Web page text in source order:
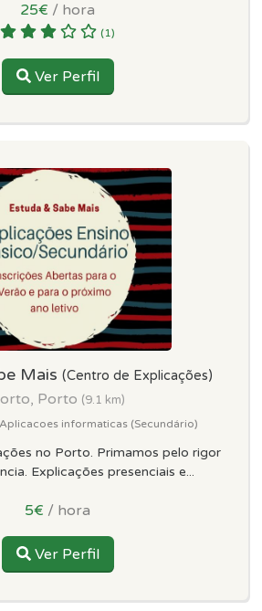
25€ / hora
(1)
Ver Perfil
Mais (Centro de Explicações)
Porto (9.1 km)
informaticas (Secundário)
no Porto. Primamos pelo rigor
Explicações presenciais e...
5€ / hora
Ver Perfil